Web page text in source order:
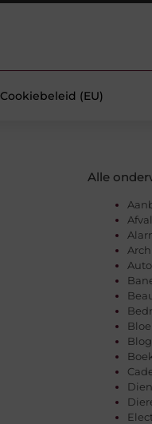
Cookiebeleid (EU)
Alle
Blog